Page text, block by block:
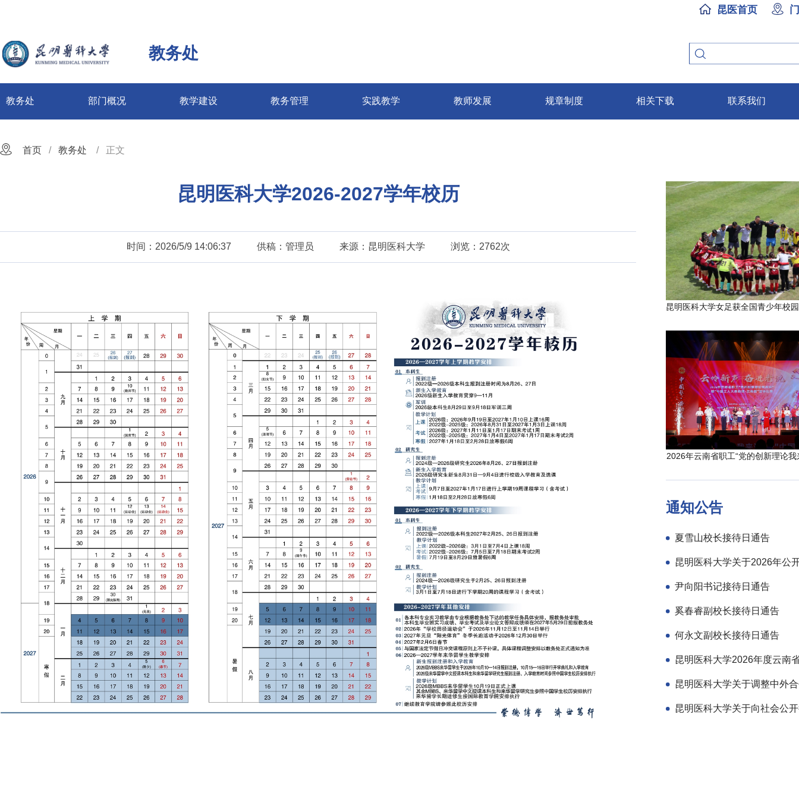
昆医首页
教务处
教务处 部门概况 教学建设 教务管理 实践教学 教师发展 规章制度 相关下载 联系我们
首页 教务处 正文
昆明医科大学2026-2027学年校历
时间：2026/5/9 14:06:37 供稿：管理员 来源：昆明医科大学 浏览：2762次
2026年云南省职工“党的创新理论我
通知公告
夏雪山校长接待日通告
尹向阳书记接待日通告
奚春睿副校长接待日通告
何永文副校长接待日通告